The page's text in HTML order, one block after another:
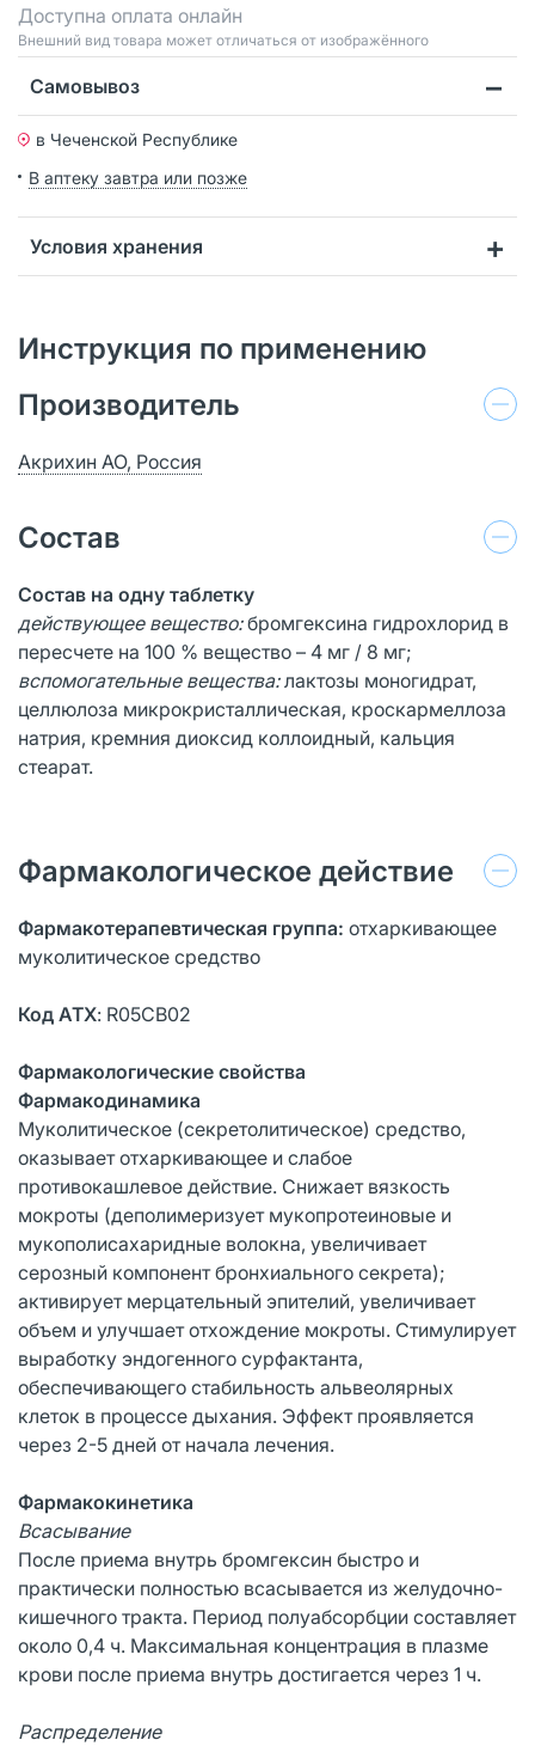
Доступна оплата онлайн
Bнешний вид товара может отличаться от изображённого
Самовывоз
в Чеченской Республике
В аптеку завтра или позже
Условия хранения
Инструкция по применению
Производитель
Акрихин АО, Россия
Состав
Состав на одну таблетку
действующее вещество:бромгексина гидрохлорид в
пересчете на 100 % вещество – 4 мг / 8 мг;
вспомогательные вещества:лактозы моногидрат,
целлюлоза микрокристаллическая, кроскармеллоза
натрия, кремния диоксид коллоидный, кальция
стеарат.
Фармакологическое действие
Фармакотерапевтическая группа: отхаркивающее
муколитическое средство
Код АТХ: R05CB02
Фармакологические свойства
Фармакодинамика
Муколитическое (секретолитическое) средство,
оказывает отхаркивающее и слабое
противокашлевое действие. Снижает вязкость
мокроты (деполимеризует мукопротеиновые и
мукополисахаридные волокна, увеличивает
серозный компонент бронхиального секрета);
активирует мерцательный эпителий, увеличивает
объем и улучшает отхождение мокроты. Стимулирует
выработку эндогенного сурфактанта,
обеспечивающего стабильность альвеолярных
клеток в процессе дыхания. Эффект проявляется
через 2-5 дней от начала лечения.
Фармакокинетика
Всасывание
После приема внутрь бромгексин быстро и
практически полностью всасывается из желудочно-
кишечного тракта. Период полуабсорбции составляет
около 0,4 ч. Максимальная концентрация в плазме
крови после приема внутрь достигается через 1 ч.
Распределение